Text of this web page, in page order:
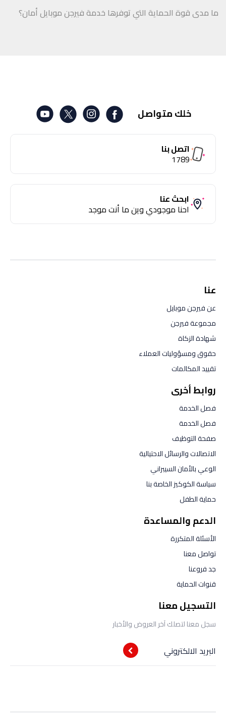
ما مدى قوة الحماية التي توفرها خدمة فيرجن موبايل أمان؟
خلك متواصل
اتصل بنا
1789
ابحث عنا
احنا موجودي وين ما أنت موجد
عنا
عن فيرجن موبايل
مجموعة فيرجن
شهادة الزكاة
حقوق ومسؤوليات العملاء
تقييد المكالمات
روابط أخرى
فصل الخدمة
فصل الخدمة
صفحة التوظيف
الاتصالات والرسائل الاحتيالية
الوعي بالأمان السيبراني
سياسة الكوكيز الخاصة بنا
حماية الطفل
الدعم والمساعدة
الأسئلة المتكررة
تواصل معنا
جد فروعنا
قنوات الحماية
التسجيل معنا
سجل معنا لتصلك آخر العروض والأخبار
البريد الالكتروني